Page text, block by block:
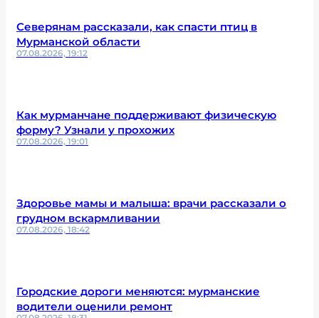
Северянам рассказали, как спасти птиц в
Мурманской области
07.08.2026, 19:12
Как мурманчане поддерживают физическую
форму? Узнали у прохожих
07.08.2026, 19:01
Здоровье мамы и малыша: врачи рассказали о
грудном вскармливании
07.08.2026, 18:42
Городские дороги меняются: мурманские
водители оценили ремонт